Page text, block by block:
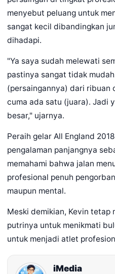
menyebut peluang untuk
sangat kecil dibandingkan
dihadapi.
"Ya saya sudah melewati
pastinya sangat tidak
(persaingannya) dari ribuan
cuma ada satu (juara). Jadi
besar," ujarnya.
Peraih gelar All England
pengalaman panjangnya
memahami bahwa jalan
profesional penuh
maupun mental.
Meski demikian, Kevin tetap
putrinya untuk menikmati
untuk menjadi atlet
iMedia